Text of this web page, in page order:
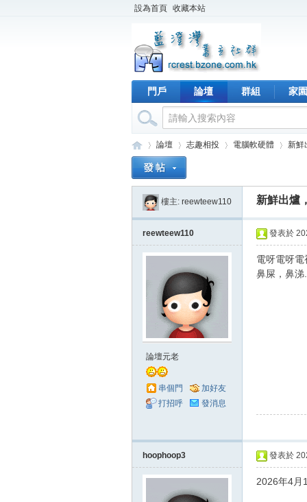
設為首頁 收藏本站
門戶 論壇 群組 家園
›
論壇
›
志趣相投
›
電腦軟硬體
›
新鮮
樓主: reewteew110 新鮮出爐
reewteew110
論壇元老
串個門
加好友
打招呼
發消息
發表於
電呀電呀
鼻屎，鼻
hoophoop3 發表於
2026年4月